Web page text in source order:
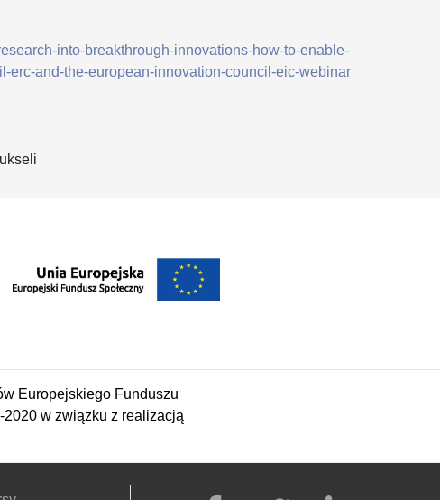
into-breakthrough-innovations-how-to-enable-
erc-and-the-european-innovation-council-eic-webinar
Europejskiego Funduszu
w związku z realizacją